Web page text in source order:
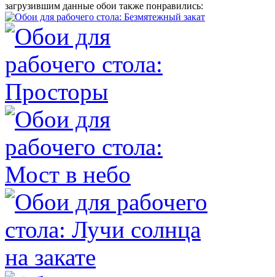
загрузившим данные обои также понравились: